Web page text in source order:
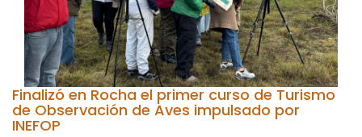
Finalizó en Rocha el primer curso de Turismo
de Observación de Aves impulsado por
INEFOP